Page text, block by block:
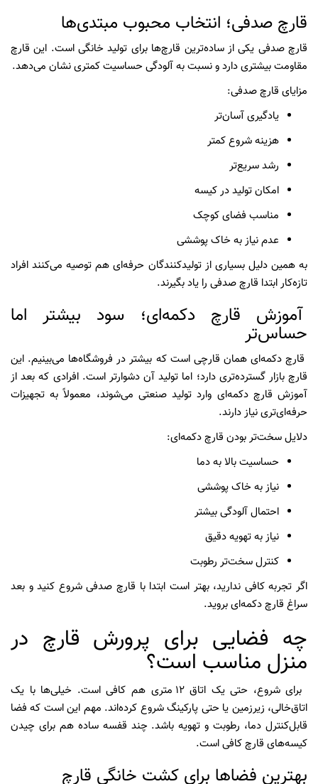
قارچ صدفی؛ انتخاب محبوب مبتدی‌ها
قارچ صدفی یکی از ساده‌ترین قارچ‌ها برای تولید خانگی است. این قارچ
مقاومت بیشتری دارد و نسبت به آلودگی حساسیت کمتری نشان می‌دهد.
مزایای قارچ صدفی:
یادگیری آسان‌تر
هزینه شروع کمتر
رشد سریع‌تر
امکان تولید در کیسه
مناسب فضای کوچک
عدم نیاز به خاک پوششی
به همین دلیل بسیاری از تولیدکنندگان حرفه‌ای هم توصیه می‌کنند افراد
تازه‌کار ابتدا قارچ صدفی را یاد بگیرند.
آموزش قارچ دکمه‌ای؛ سود بیشتر اما
حساس‌تر
قارچ دکمه‌ای همان قارچی است که بیشتر در فروشگاه‌ها می‌بینیم. این
قارچ بازار گسترده‌تری دارد؛ اما تولید آن دشوارتر است. افرادی که بعد از
آموزش قارچ دکمه‌ای وارد تولید صنعتی می‌شوند، معمولاً به تجهیزات
حرفه‌ای‌تری نیاز دارند.
دلایل سخت‌تر بودن قارچ دکمه‌ای:
حساسیت بالا به دما
نیاز به خاک پوششی
احتمال آلودگی بیشتر
نیاز به تهویه دقیق
کنترل سخت‌تر رطوبت
اگر تجربه کافی ندارید، بهتر است ابتدا با قارچ صدفی شروع کنید و بعد
سراغ قارچ دکمه‌ای بروید.
چه فضایی برای پرورش قارچ در
منزل مناسب است؟
برای شروع، حتی یک اتاق ۱۲ متری هم کافی است. خیلی‌ها با یک
اتاق‌خالی، زیرزمین یا حتی پارکینگ شروع کرده‌اند. مهم این است که فضا
قابل‌کنترل دما، رطوبت و تهویه باشد. چند قفسه ساده هم برای چیدن
کیسه‌های قارچ کافی است.
بهترین فضاها برای کشت خانگی قارچ